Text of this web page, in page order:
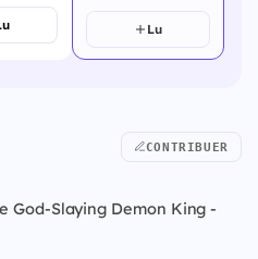
Lu
CONTRIBUER
God-Slaying Demon King -